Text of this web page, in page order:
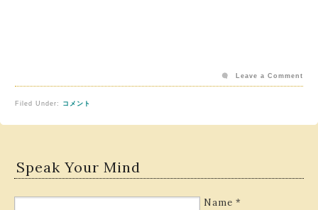
Filed Under: コメント
Leave a Comment
Speak Your Mind
Name *